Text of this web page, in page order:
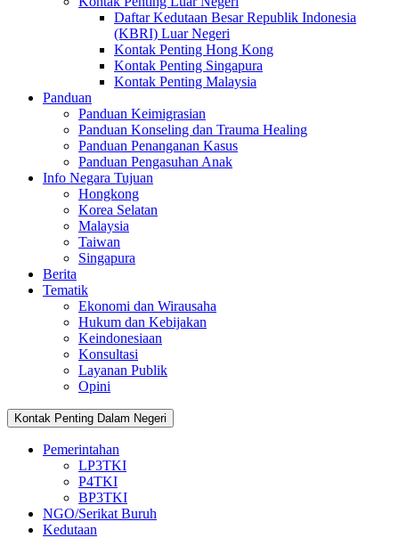
Daftar Kedutaan Besar Republik Indonesia
(KBRI) Luar Negeri
Kontak Penting Hong Kong
Kontak Penting Singapura
Kontak Penting Malaysia
Panduan
Panduan Keimigrasian
Panduan Konseling dan Trauma Healing
Panduan Penanganan Kasus
Panduan Pengasuhan Anak
Info Negara Tujuan
Hongkong
Korea Selatan
Malaysia
Taiwan
Singapura
Berita
Tematik
Ekonomi dan Wirausaha
Hukum dan Kebijakan
Keindonesiaan
Konsultasi
Layanan Publik
Opini
Kontak Penting Dalam Negeri
Pemerintahan
LP3TKI
P4TKI
BP3TKI
NGO/Serikat Buruh
Kedutaan